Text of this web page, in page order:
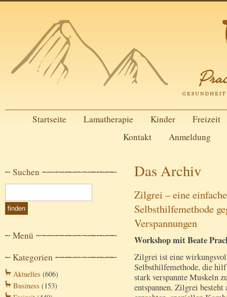
Startseite Lamatherapie Kinder
Freizeit
Kontakt
Anmeldung
Suchen
Menü
Kategorien
Aktuelles (606)
Business (153)
Das Archiv
Zilgrei – eine
Selbsthilfemethode
Verspannungen
Workshop mit Beate
Zilgrei ist eine
Selbsthilfemethode, die
stark verspannte Muskeln
entspannen. Zilgrei besteht